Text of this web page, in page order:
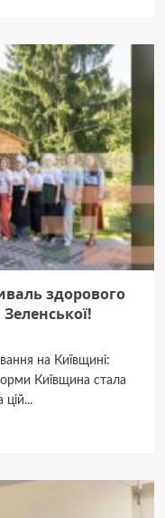
здорового
на Київщині:
Київщина стала
цій...